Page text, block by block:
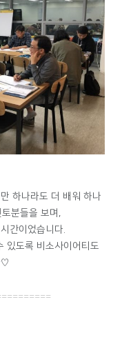
하나라도 더 배워 하나
분들을 보며,
간이었습니다.
있도록 비소사이어티도
♡